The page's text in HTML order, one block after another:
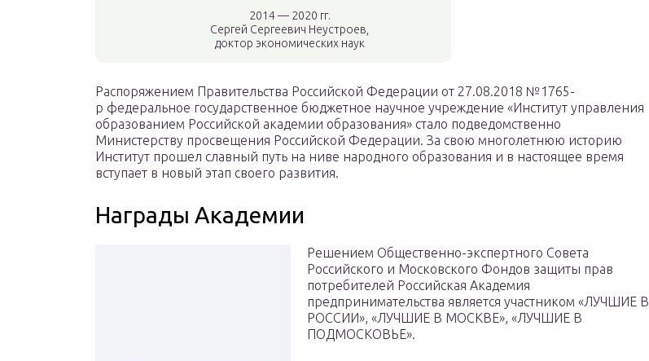
2014 — 2020 гг.
Сергей Сергеевич Неустроев,
доктор экономических наук
Распоряжением Правительства Российской Федерации от 27.08.2018 №1765-
р федеральное государственное бюджетное научное учреждение «Институт управления
образованием Российской академии образования» стало подведомственно
Министерству просвещения Российской Федерации. За свою многолетнюю историю
Институт прошел славный путь на ниве народного образования и в настоящее время
вступает в новый этап своего развития.
Награды Академии
Решением Общественно-экспертного Совета
Российского и Московского Фондов защиты прав
потребителей Российская Академия
предпринимательства является участником «ЛУЧШИЕ В
РОССИИ», «ЛУЧШИЕ В МОСКВЕ», «ЛУЧШИЕ В
ПОДМОСКОВЬЕ».